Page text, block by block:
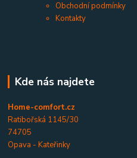
Obchodní podmínky
Kontakty
Kde nás najdete
Home-comfort.cz
Ratibořská 1145/30
74705
Opava - Kateřinky